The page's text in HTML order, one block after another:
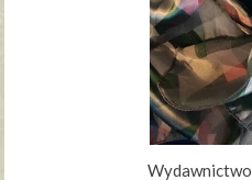
Wydawnictwo